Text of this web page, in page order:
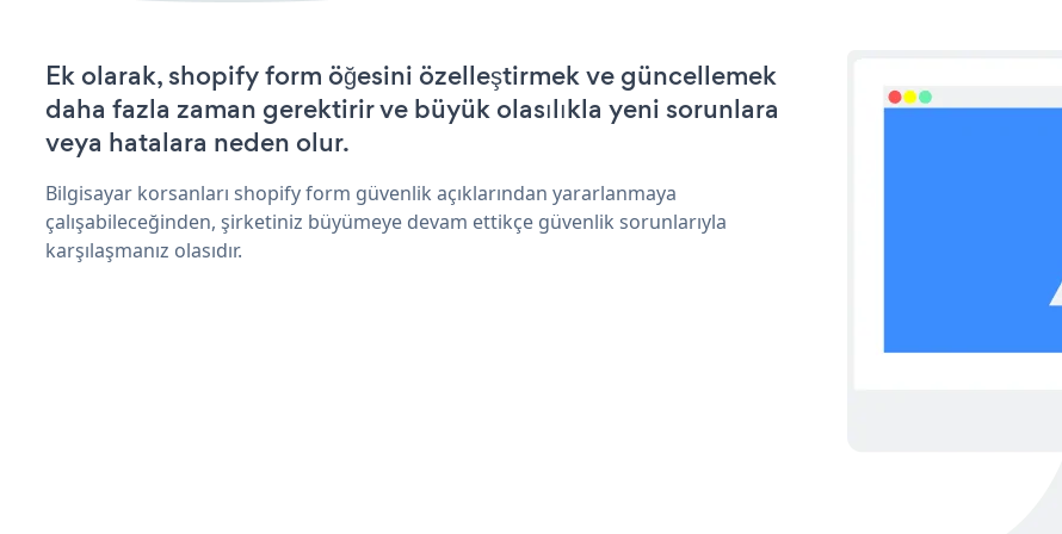
Ek olarak, shopify form öğesini özelleştirmek ve güncellemek
daha fazla zaman gerektirir ve büyük olasılıkla yeni sorunlara
veya hatalara neden olur.
Bilgisayar korsanları shopify form güvenlik açıklarından yararlanmaya
çalışabileceğinden, şirketiniz büyümeye devam ettikçe güvenlik sorunlarıyla
karşılaşmanız olasıdır.